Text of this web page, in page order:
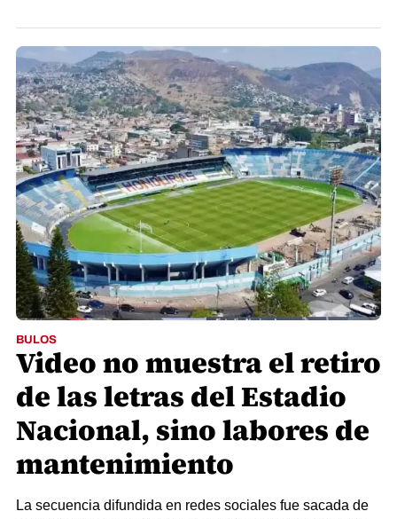
BULOS
Video no muestra el retiro
de las letras del Estadio
Nacional, sino labores de
mantenimiento
La secuencia difundida en redes sociales fue sacada de